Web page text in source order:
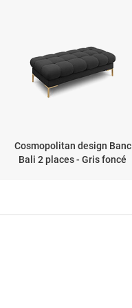
Cosmopolitan design Banc
Bali 2 places - Gris foncé